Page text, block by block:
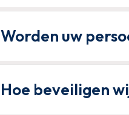
Worden uw
Hoe beveiligen